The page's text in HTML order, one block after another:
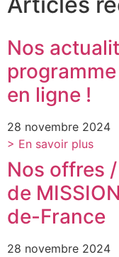
Nos
en ligne !
28 novembre 2024
> En savoir plus
Nos offres
de
de-France
28 novembre 2024